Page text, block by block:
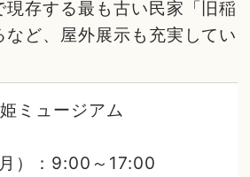
現存する最も古い民家「旧稲
ど、屋外展示も充実してい
ミュージアム
）：9:00～17:00